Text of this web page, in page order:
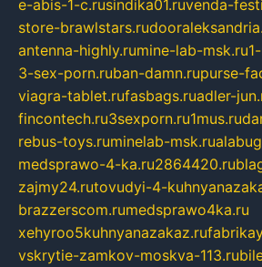
e-abis-1-c.rusindika01.ruvenda-
store-brawlstars.ru
antenna-highly.rumine-lab-msk.ru
3-sex-porn.ruban-damn.rupurse-
viagra-tablet.rufasbags.ruadler-
fincontech.ru3sexporn.ru1mus.ru
rebus-toys.ruminelab-msk.ru
medsprawo-4-ka.ru2864420.ru
zajmy24.rutovudyi-4-
brazzerscom.rumedsprawo4ka.ru
xehyroo5kuhnyanazakaz.ru
vskrytie-zamkov-moskva-113.ru